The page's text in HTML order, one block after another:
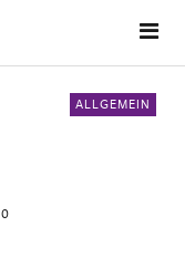
ALLGEMEIN
0